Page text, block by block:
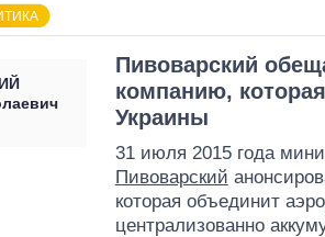
Пивоварский
компанию,
Украины
31 июля 2015 года
Пивоварский
которая объединит
централизованно